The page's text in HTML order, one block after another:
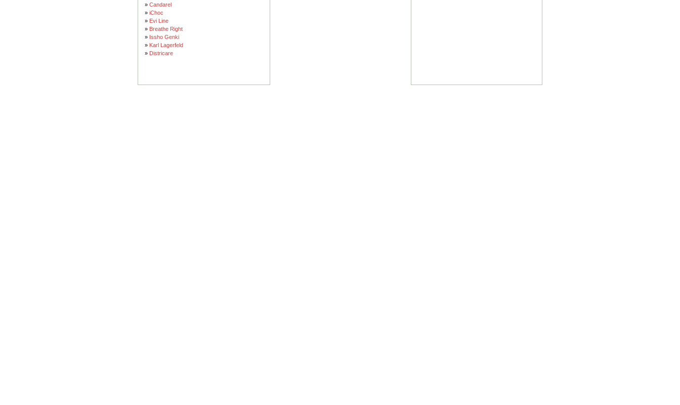
» Candarel
» iChoc
» Evi Line
» Breathe Right
» Issho Genki
» Karl Lagerfeld
» Districare